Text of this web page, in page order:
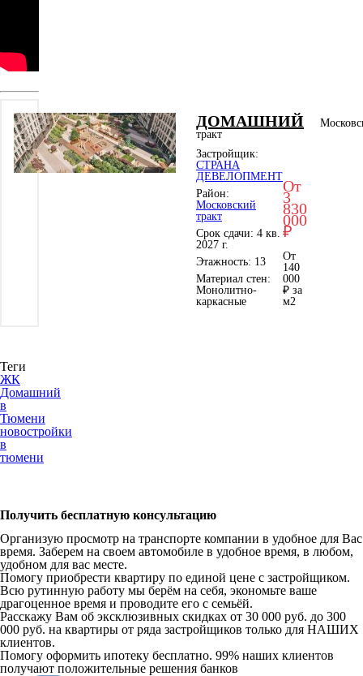
ДОМАШНИЙ
тракт
Застройщик:
СТРАНА
ДЕВЕЛОПМЕНТ
Район:
Московский
тракт
Срок сдачи: 4 кв.
2027 г.
Этажность: 13
Материал стен:
Монолитно-
каркасные
От
3
830
000
₽
От
140
000
₽ за
м2
Теги
ЖК
Домашний
в
Тюмени
новостройки
в
тюмени
Получить бесплатную консультацию
Организую просмотр на транспорте компании в удобное для Вас
время. Заберем на своем автомобиле в удобное время, в любом,
удобном для вас месте.
Помогу приобрести квартиру по единой цене с застройщиком.
Всю рутинную работу мы берём на себя, экономьте ваше
драгоценное время и проводите его с семьёй.
Расскажу Вам об эксклюзивных скидках от 30 000 руб. до 300
000 руб. на квартиры от ряда застройщиков только для НАШИХ
клиентов.
Помогу оформить ипотеку бесплатно. 99% наших клиентов
получают положительные решения банков